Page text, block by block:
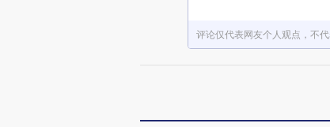
评论仅代表网友个人观点，不